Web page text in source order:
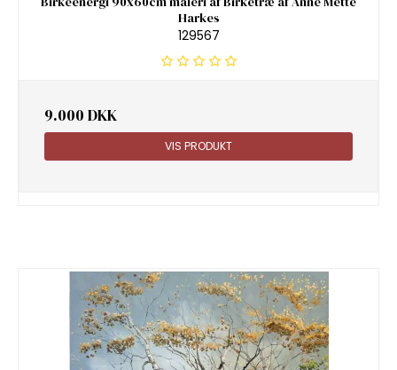
Harkes
129567
9.000 DKK
VIS PRODUKT